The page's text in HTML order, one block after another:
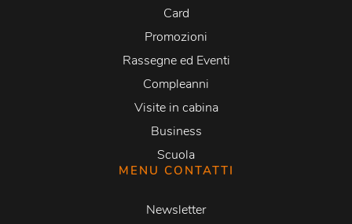
Card
Promozioni
Rassegne ed Eventi
Compleanni
Visite in cabina
Business
Scuola
MENU CONTATTI
Newsletter